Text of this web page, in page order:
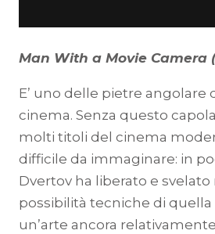
Man With a Movie Camera
E’ uno delle pietre angolare
cinema. Senza questo
molti titoli del cinema
difficile da immaginare: in
Dvertov ha liberato e
possibilità tecniche di quella
un’arte ancora